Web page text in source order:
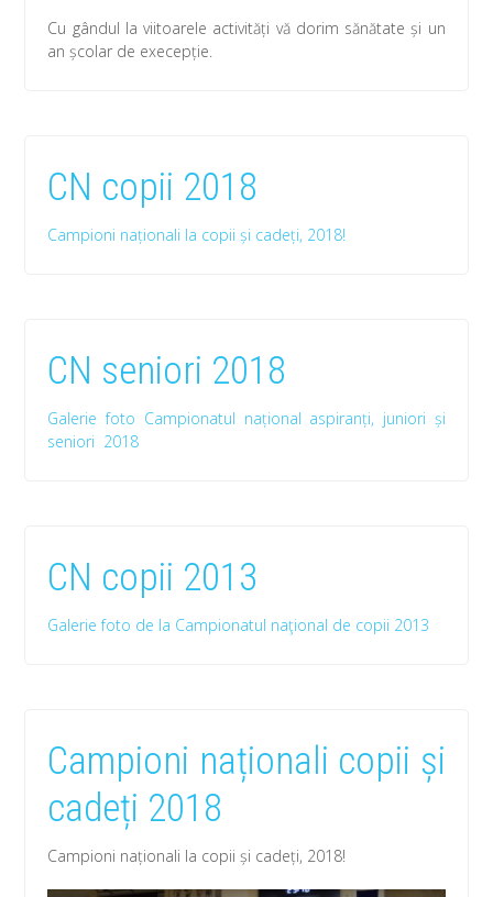
Cu gândul la viitoarele activități vă dorim sănătate și un
an școlar de execepție.
CN copii 2018
Campioni naționali la copii și cadeți, 2018!
CN seniori 2018
Galerie foto Campionatul național aspiranți, juniori și
seniori 2018
CN copii 2013
Galerie foto de la Campionatul naţional de copii 2013
Campioni naționali copii și
cadeți 2018
Campioni naționali la copii și cadeți, 2018!